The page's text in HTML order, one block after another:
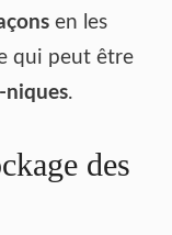
en les
qui peut être
niques.
des